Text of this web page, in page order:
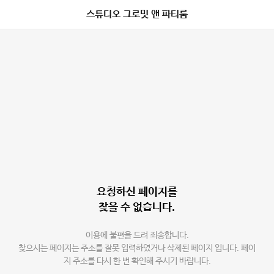
스튜디오 그로밋 앤 파티룸
요청하신 페이지를
찾을 수 없습니다.
이용에 불편을 드려 죄송합니다.
찾으시는 페이지는 주소를 잘못 입력하였거나 삭제된 페이지 입니다. 페이
지 주소를 다시 한 번 확인해 주시기 바랍니다.